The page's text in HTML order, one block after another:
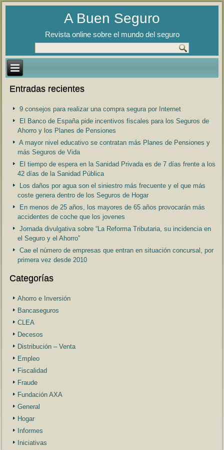
A Buen Seguro
Revista online sobre el mundo del seguro
Entradas recientes
9 consejos para realizar una compra segura por Internet
El Banco de España pide incentivos fiscales para los Seguros de
Ahorro y los Planes de Pensiones
A mayor nivel educativo se contratan más Planes de Pensiones y
más Seguros de Vida
El tiempo de espera en la Sanidad Privada es de 7 días frente a los
42 días de la Sanidad Pública
Los daños por agua son el siniestro más frecuente y el que más
coste genera dentro de los Seguros de Hogar
En menos de 25 años, los mayores de 65 años provocarán más
accidentes de coche que los jovenes
Jornada divulgativa sobre “La Reforma Tributaria, su incidencia en
el Seguro y el Ahorro”
Cae el número de empresas que entran en situación concursal, por
primera vez desde 2010
Categorías
Ahorro e Inversión
Bancaseguros
CLEA
Decesos
Distribución – Venta
Empleo
Fiscalidad
Fraude
Fundación AXA
General
Hogar
Informes
Iniciativas